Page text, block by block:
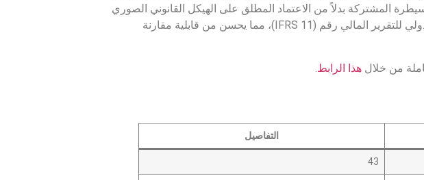
المشتركة بدلاً من الاعتماد المطلق على الهيكل القانوني الصوري
للترتيب. يأتي هذا التوجه متطابقاً جوهرياً مع المعيار الدولي للتقرير المالي رقم (IFRS 11)، مما يحسن من قابلية مقارنة
من خلالهذا الرابط
التفاصيل
43